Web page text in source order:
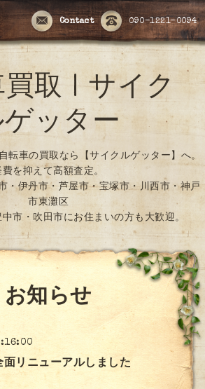
090-1221-0094
Contact
買取 | サイク
ッター
転車の買取なら【サイクルゲッター】へ。
費を抑えて高額査定。
・伊丹市・芦屋市・宝塚市・川西市・神戸
市東灘区
市・吹田市にお住まいの方も大歓迎。
お知らせ
面リニューアルしました